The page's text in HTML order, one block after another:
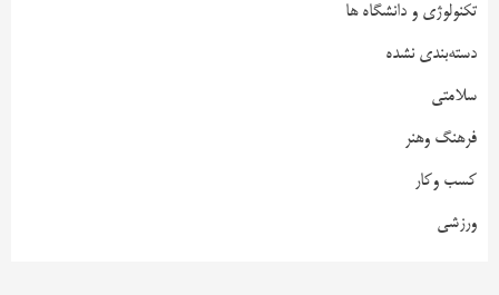
تکنولوژی و دانشگاه ها
دسته‌بندی نشده
سلامتی
فرهنگ وهنر
کسب وکار
ورزشی